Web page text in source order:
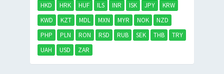
HKD
HRK HUF ILS INR ISK JPY
KRW
KWD
KZT MDL MXN MYR NOK
NZD
PHP
PLN RON RSD RUB SEK THB
TRY
UAH
USD ZAR